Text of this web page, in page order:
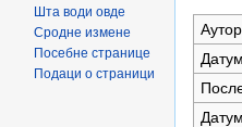
Шта води овде
Сродне измене
Посебне странице
Подаци о страници